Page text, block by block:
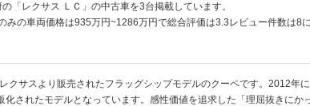
「レクサス ＬＣ」の中古車を3台掲載しています。
みの車両価格は935万円~1286万円で総合評価は3.3レビュー件数は8
クサスより販売されたフラッグシップモデルのクーペです。2012
化されたモデルとなっています。感性価値を追求した「理屈抜きに